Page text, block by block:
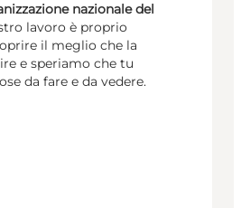
nazionale del
lavoro è proprio
il meglio che la
e speriamo che tu
da fare e da vedere.